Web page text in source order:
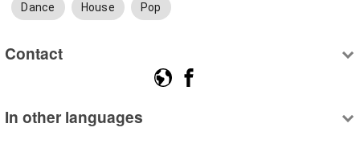
Dance House Pop
Contact
In other languages